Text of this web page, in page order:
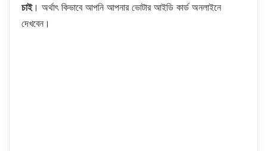
চাই। অর্থাৎ কিভাবে আপনি আপনার ভোটার আইডি কার্ড অনলাইনে
দেখবেন।